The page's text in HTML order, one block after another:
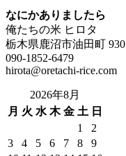
なにかありましたら
俺たちの米 ヒロタ
栃木県鹿沼市油田町 930
090-1852-6479
hirota@oretachi-rice.com
2026年8月
月 火 水 木 金 土 日
1
2
3
4 5 6 7 8
9